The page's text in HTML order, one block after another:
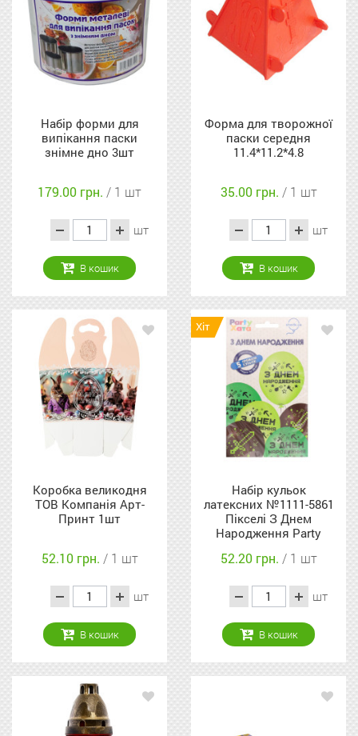
Набір форми для
випікання паски
знімне дно 3шт
179.00 грн. / 1 шт
шт
В кошик
Форма для творожної
паски середня
11.4*11.2*4.8
35.00 грн. / 1 шт
шт
В кошик
Коробка великодня
ТОВ Компанія Арт-
Принт 1шт
52.10 грн. / 1 шт
шт
В кошик
Хіт
Набір кульок
латексних №1111-5861
Пікселі З Днем
Народження Party
52.20 грн. / 1 шт
шт
В кошик